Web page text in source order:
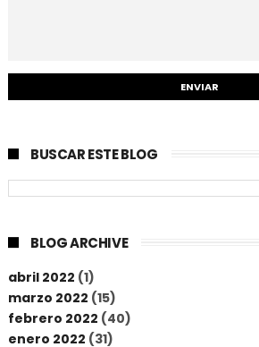
BUSCAR ESTE BLOG
BLOG ARCHIVE
abril 2022 (1)
marzo 2022 (15)
febrero 2022 (40)
enero 2022 (31)